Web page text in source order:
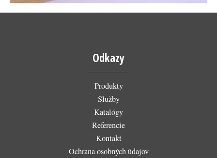
Odkazy
Produkty
Služby
Katalógy
Referencie
Kontakt
Ochrana osobných údajov